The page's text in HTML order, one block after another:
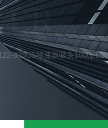
805CS移液器吸头1000μL